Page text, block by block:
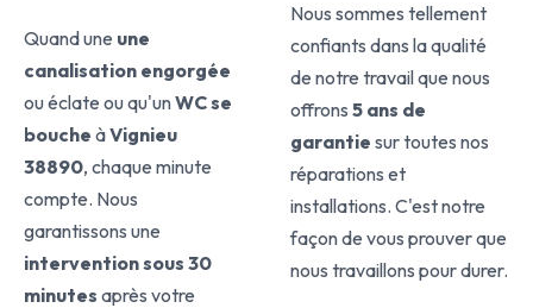
Quand une une
canalisation engorgée
ou éclate ou qu'unWC se
bouche àVignieu
38890, chaque minute
compte. Nous
garantissons une
intervention sous 30
minutes après votre
Nous sommes tellement
confiants dans la qualité
de notre travail que nous
offrons 5 ans de
garantie sur toutes nos
réparations et
installations. C'est notre
façon de vous prouver que
nous travaillons pour durer.